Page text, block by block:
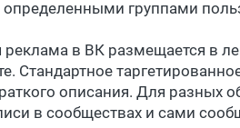
определенными группами
реклама в ВК размещается в
Стандартное
описания. Для разных
в сообществах и сами